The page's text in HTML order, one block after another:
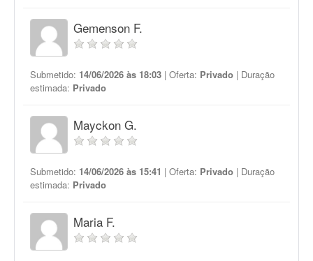
Gemenson F.
Submetido: 14/06/2026 às 18:03 | Oferta: Privado | Duração
estimada: Privado
Mayckon G.
Submetido: 14/06/2026 às 15:41 | Oferta: Privado | Duração
estimada: Privado
Maria F.